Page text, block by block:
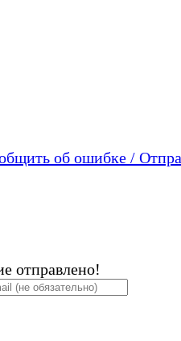
об ошибке /
отправлено!